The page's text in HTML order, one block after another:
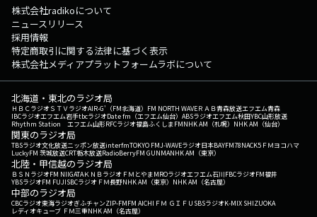
株式会社radikoについて
ニュースリリース
採用情報
特定商取引に関する法律に基づく表示
株式会社メディアプラットフォームラボについて
北海道・東北のラジオ局
ＨＢＣラジオＳＴＶラジオAIR-G'（FM北海道） FM NORTH WAVEＲＡＢ青森放送エフエム青森
IBCラジオエフエム岩手tbcラジオDate fm（エフエム仙台） ABSラジオエフエム秋田YBC山形放送
Rhythm Station エフエム山形RFCラジオ福島ふくしまFMNHK AM（札幌） NHK AM（仙台）
関東のラジオ局
TBSラジオ文化放送ニッポン放送interfmTOKYO FMJ-WAVEラジオ日本BAYFM78NACK5 ＦＭヨコハマ
LuckyFM 茨城放送CRT栃木放送RadioBerryFM GUNMANHK AM（東京）
北陸・甲信越のラジオ局
ＢＳＮラジオFM NIIGATAＫＮＢラジオ ＦＭとやまMROラジオエフエム石川FBCラジオFM福井
YBSラジオFM FUJISBCラジオ ＦＭ長野NHK AM（東京） NHK AM（名古屋）
中部のラジオ局
CBCラジオ東海ラジオぎふチャンZIP-FMFM AICHI ＦＭ ＧＩＦＵ SBSラジオK-MIX SHIZUOKA
レディオキューブ ＦＭ三重NHK AM（名古屋）